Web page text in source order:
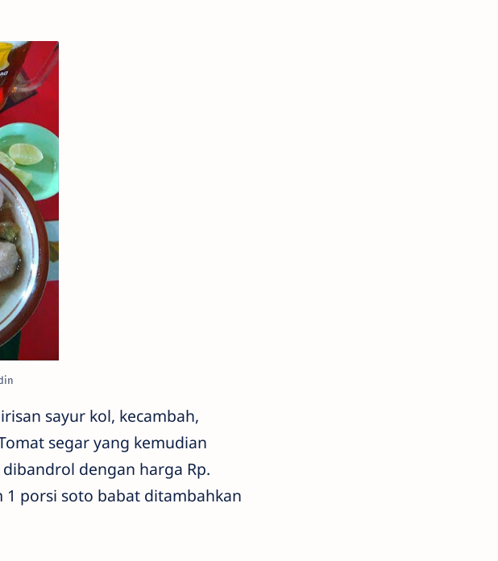
sayur kol, kecambah,
segar yang kemudian
dengan harga Rp.
1 porsi soto babat ditambahkan